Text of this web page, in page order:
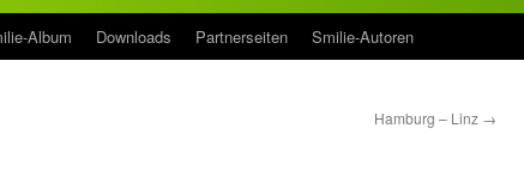
Album Downloads Partnerseiten Smilie-Autoren
Hamburg – Linz →